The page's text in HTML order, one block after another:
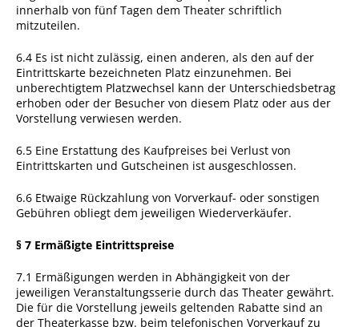
innerhalb von fünf Tagen dem Theater schriftlich
mitzuteilen.
6.4 Es ist nicht zulässig, einen anderen, als den auf der
Eintrittskarte bezeichneten Platz einzunehmen. Bei
unberechtigtem Platzwechsel kann der Unterschiedsbetrag
erhoben oder der Besucher von diesem Platz oder aus der
Vorstellung verwiesen werden.
6.5 Eine Erstattung des Kaufpreises bei Verlust von
Eintrittskarten und Gutscheinen ist ausgeschlossen.
6.6 Etwaige Rückzahlung von Vorverkauf- oder sonstigen
Gebühren obliegt dem jeweiligen Wiederverkäufer.
§ 7 Ermäßigte Eintrittspreise
7.1 Ermäßigungen werden in Abhängigkeit von der
jeweiligen Veranstaltungsserie durch das Theater gewährt.
Die für die Vorstellung jeweils geltenden Rabatte sind an
der Theaterkasse bzw. beim telefonischen Vorverkauf zu